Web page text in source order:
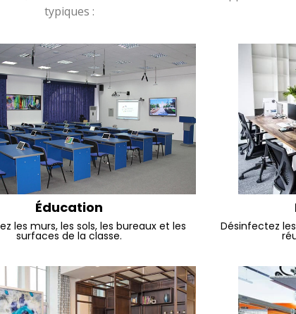
typiques :
Éducation
les murs, les sols, les bureaux et les
surfaces de la classe.
Désinfectez